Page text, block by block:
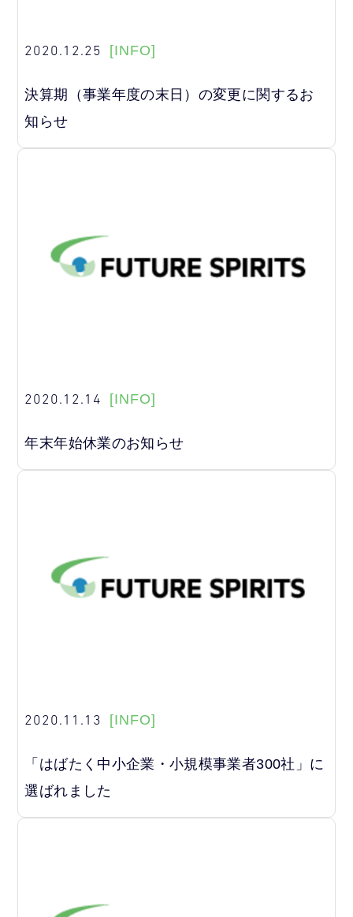
2020.12.25 [INFO]
決算期（事業年度の末日）の変更に関するお
知らせ
2020.12.14 [INFO]
年末年始休業のお知らせ
2020.11.13 [INFO]
「はばたく中小企業・小規模事業者300社」に
選ばれました